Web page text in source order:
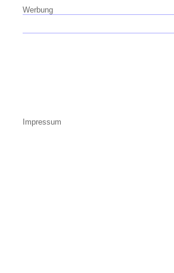
Werbung
Impressum